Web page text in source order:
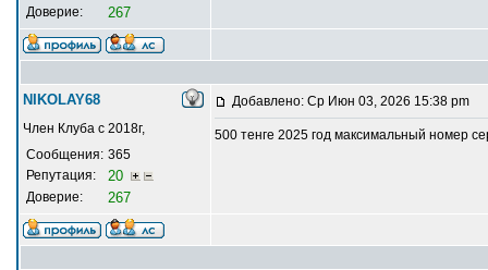
Доверие: 267
NIKOLAY68
Член Клуба с 2018г,
Сообщения: 365
Репутация:
20
Доверие: 267
Добавлено: Ср Июн 03, 2026 15:38 pm
500 тенге 2025 год максимальный номер